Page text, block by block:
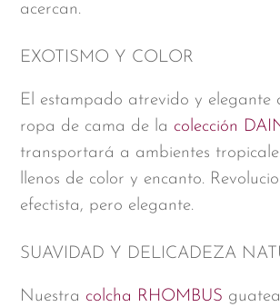
acercan.
EXOTISMO Y COLOR
El estampado atrevido y elegante
ropa de cama de la colección
transportará a ambientes
llenos de color y encanto.
efectista, pero elegante.
SUAVIDAD Y DELICADEZA
Nuestra colcha RHOMBUS